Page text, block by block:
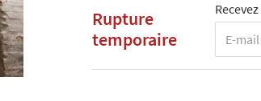
Rupture
temporaire